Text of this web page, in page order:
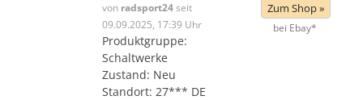
von radsport24seit
09.09.2025, 17:39 Uhr
Produktgruppe:
Schaltwerke
Zustand: Neu
Standort: 27*** DE
Zum Shop »
bei Ebay*